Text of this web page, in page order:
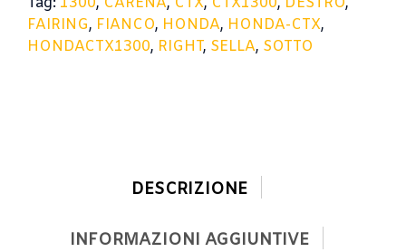
FAIRING, FIANCO, HONDA, HONDA-CTX,
HONDACTX1300, RIGHT, SELLA, SOTTO
DESCRIZIONE
INFORMAZIONI AGGIUNTIVE